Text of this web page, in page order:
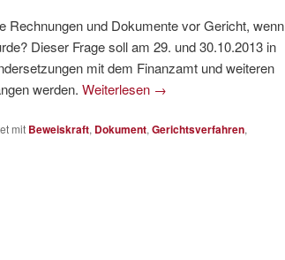
Rechnungen und Dokumente vor Gericht, wenn
Dieser Frage soll am 29. und 30.10.2013 in
mit dem Finanzamt und weiteren
werden. Weiterlesen →
mit Beweiskraft, Dokument, Gerichtsverfahren,